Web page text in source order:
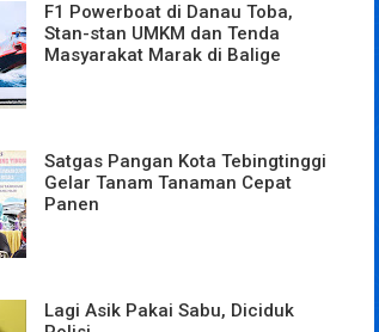
F1 Powerboat di Danau Toba,
Stan-stan UMKM dan Tenda
Masyarakat Marak di Balige
Satgas Pangan Kota Tebingtinggi
Gelar Tanam Tanaman Cepat
Panen
Lagi Asik Pakai Sabu, Diciduk